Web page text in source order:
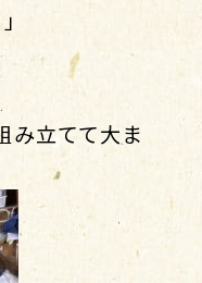
み立てて大ま